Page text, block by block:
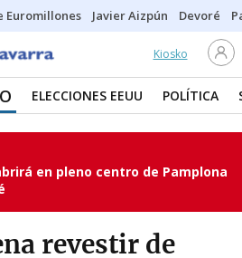
Euromillones Javier Aizpún Devoré
Kiosko
ELECCIONES EEUU POLÍTICA
en pleno centro de Pamplona
revestir de